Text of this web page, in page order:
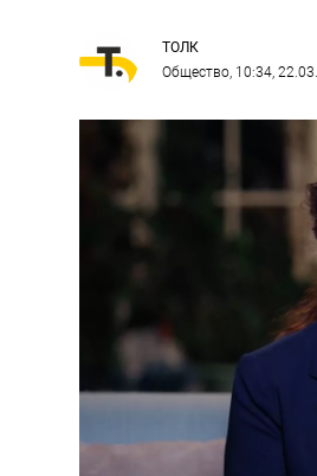
ТОЛК
Общество, 10:34,